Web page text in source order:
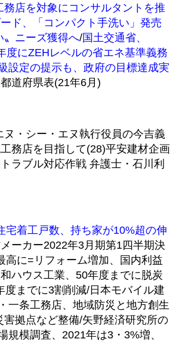
務店を対象にコンサルタントを推
ド、「コンパクト手洗い」発売
〟ニーズ獲得へ/国土交通省、
度にZEHレベルの省エネ基準義務
設定の提示も、政府の目標達成実
道府県表(21年6月)
ヌ・シー・エヌ執行役員の今吉義
務店を目指して(28)平安建材企画
ラブル対応作戦 弁護士・石川利
宅着工戸数、持ち家が10%超の伸
ーカー2022年3月期第1四半期決
高に=リフォーム増加、国内利益
ハウス工業、50年度までに脱炭
度までに3割削減/日本モバイル建
一条工務店、地域防災と地方創生
害拠点など整備/矢野経済研究所の
規模調査、2021年は3・3%増、